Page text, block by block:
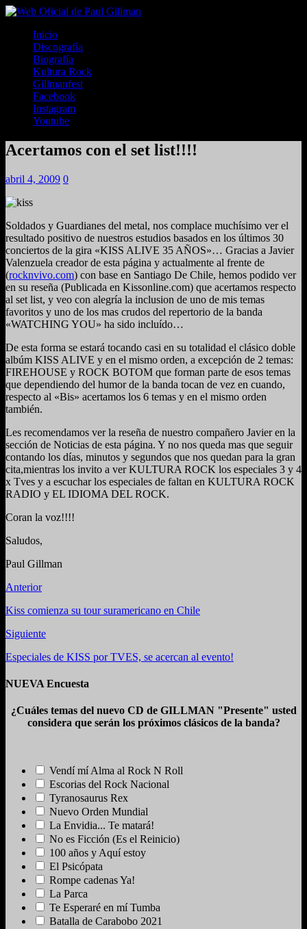
Inicio
Discografía
Biografía
Kultura Rock
Gillmanfest
Facebook
Instagram
Youtube
Acertamos con el set list!!!!
abril 4, 2009 0
Soldados y Guardianes del metal, nos complace muchísimo ver el
resultado positivo de nuestros estudios basados en los últimos 30
conciertos de la gira «KISS ALIVE 35 AÑOS»… Gracias a Javier
Valenzuela creador de esta página y actualmente al frente de
(rocknvivo.com) con base en Santiago De Chile, hemos podido ver
en su reseña (Publicada en Kissonline.com) que acertamos respecto
al set list, y veo con alegría la inclusion de uno de mis temas
favoritos y uno de los mas crudos del repertorio de la banda
«WATCHING YOU» ha sido incluído…
De esta forma se estará tocando casi en su totalidad el clásico doble
albúm KISS ALIVE y en el mismo orden, a excepción de 2 temas:
FIREHOUSE y ROCK BOTOM que forman parte de esos temas
que dependiendo del humor de la banda tocan de vez en cuando,
respecto al «Bis» acertamos los 6 temas y en el mismo orden
también.
Les recomendamos ver la reseña de nuestro compañero Javier en la
sección de Noticias de esta página. Y no nos queda mas que seguir
contando los días, minutos y segundos que nos quedan para la gran
cita,mientras los invito a ver KULTURA ROCK los especiales 3 y 4
x Tves y a escuchar los especiales de faltan en KULTURA ROCK
RADIO y EL IDIOMA DEL ROCK.
Coran la voz!!!!
Saludos,
Paul Gillman
Anterior
Kiss comienza su tour suramericano en Chile
Siguiente
Especiales de KISS por TVES, se acercan al evento!
NUEVA Encuesta
¿Cuáles temas del nuevo CD de GILLMAN "Presente" usted
considera que serán los próximos clásicos de la banda?
Vendí mí Alma al Rock N Roll
Escorias del Rock Nacional
Tyranosaurus Rex
Nuevo Orden Mundial
La Envidia... Te matará!
No es Ficción (Es el Reinicio)
100 años y Aquí estoy
El Psicópata
Rompe cadenas Ya!
La Parca
Te Esperaré en mí Tumba
Batalla de Carabobo 2021